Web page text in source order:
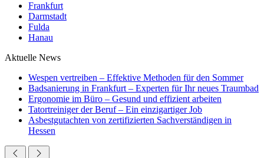
Frankfurt
Darmstadt
Fulda
Hanau
Aktuelle News
Wespen vertreiben – Effektive Methoden für den Sommer
Badsanierung in Frankfurt – Experten für Ihr neues Traumbad
Ergonomie im Büro – Gesund und effizient arbeiten
Tatortreiniger der Beruf – Ein einzigartiger Job
Asbestgutachten von zertifizierten Sachverständigen in
Hessen